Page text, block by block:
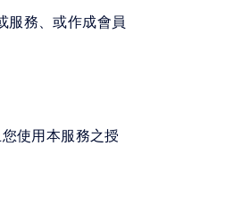
服務、或作成會員
使用本服務之授